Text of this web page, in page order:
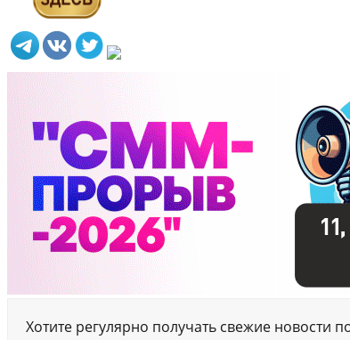
Хотите регулярно получать свежие новости